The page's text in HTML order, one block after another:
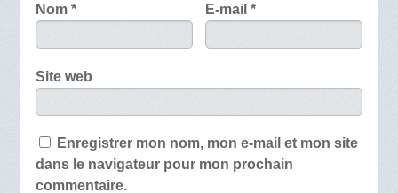
Nom * E-mail*
Site web
Enregistrer mon nom, mon e-mail et mon site
dans le navigateur pour mon prochain
commentaire.